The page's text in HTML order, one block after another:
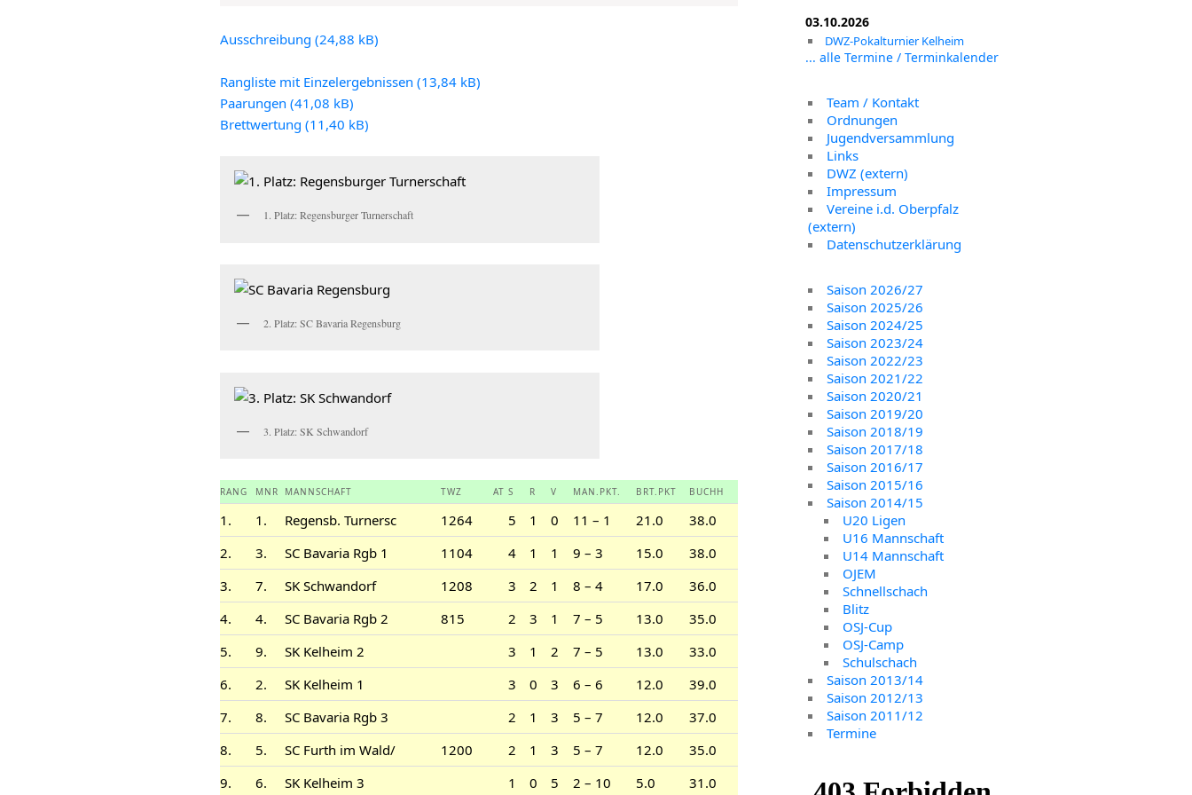
Ausschreibung
Rangliste mit Einzelergebnissen
Paarungen
Brettwertung
1. Platz: Regensburger Turnerschaft
2. Platz: SC Bavaria Regensburg
3. Platz: SK Schwandorf
RANG MNR MANNSCHAFT TWZ AT S R V MAN.PKT. BRT.PKT BUCHH
1. 1. Regensb. Turnersc 1264 5 1 0 11 – 1 21.0
38.0
2.
3. SC Bavaria Rgb 1 1104 4 1 1 9 – 3 15.0
38.0
3.
7. SK Schwandorf 1208 3 2 1 8 – 4 17.0
36.0
4.
4. SC Bavaria Rgb 2 815 2 3 1 7 – 5 13.0
35.0
5.
9. SK Kelheim 2 3 1 2 7 – 5 13.0
33.0
6.
2. SK Kelheim 1 3 0 3 6 – 6 12.0
39.0
7.
8. SC Bavaria Rgb 3 2 1 3 5 – 7 12.0
37.0
8.
5. SC Furth im Wald/ 1200 2 1 3 5 – 7 12.0
35.0
9.
6. SK Kelheim 3 1 0 5 2 – 10 5.0 31.0
03.10.2026
DWZ-Pokalturnier Kelheim
... alle Termine / Terminkalender
Team / Kontakt
Ordnungen
Jugendversammlung
Links
DWZ (extern)
Impressum
Vereine i.d. Oberpfalz
(extern)
Datenschutzerklärung
Saison 2026/27
Saison 2025/26
Saison 2024/25
Saison 2023/24
Saison 2022/23
Saison 2021/22
Saison 2020/21
Saison 2019/20
Saison 2018/19
Saison 2017/18
Saison 2016/17
Saison 2015/16
Saison 2014/15
U20 Ligen
U16 Mannschaft
U14 Mannschaft
OJEM
Schnellschach
Blitz
OSJ-Cup
OSJ-Camp
Schulschach
Saison 2013/14
Saison 2012/13
Saison 2011/12
Termine